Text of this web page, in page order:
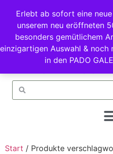
Erlebt ab sofort eine
unserem neu eröffneten
besonders gemütlichem
einzigartigen Auswahl & noch
in den PADO
Start / Produkte